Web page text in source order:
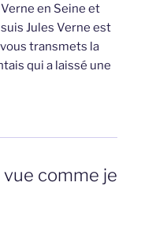
en Seine et
Jules Verne est
transmets la
qui a laissé une
comme je